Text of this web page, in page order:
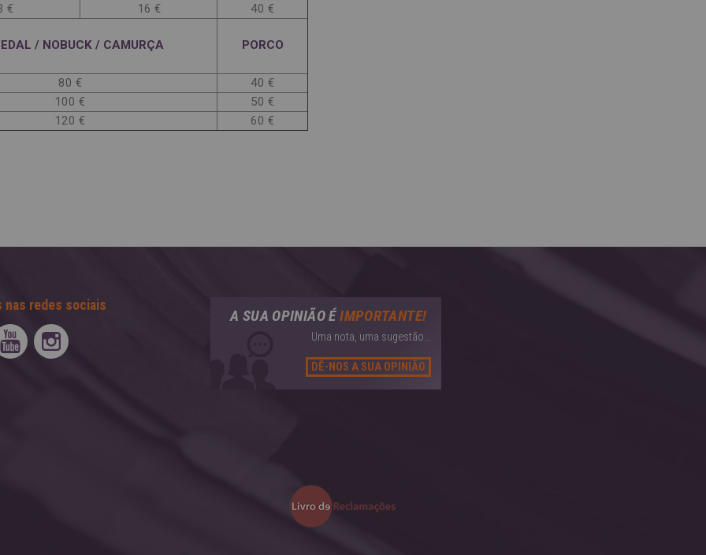
€ 16 € 40 €
/ NOBUCK / CAMURÇA PORCO
80 €
40 €
100 €
50 €
120 € 60 €
nas redes sociais
A SUA OPINIÃO ÉIMPORTANTE!
Uma nota, uma sugestão...
DÊ-NOS A SUA OPINIÃO